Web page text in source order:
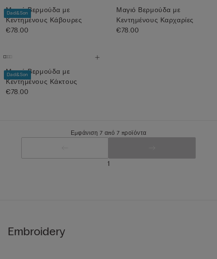
Dad&Son
Μαγιό Βερμούδα με
Κεντημένους Κάβουρες
€78.00
Μαγιό Βερμούδα με
Κεντημένους Καρχαρίες
€78.00
Dad&Son
Μαγιό Βερμούδα με
Κεντημένους Κάκτους
€78.00
Εμφάνιση 7 από 7 προϊόντα
1
Embroidery